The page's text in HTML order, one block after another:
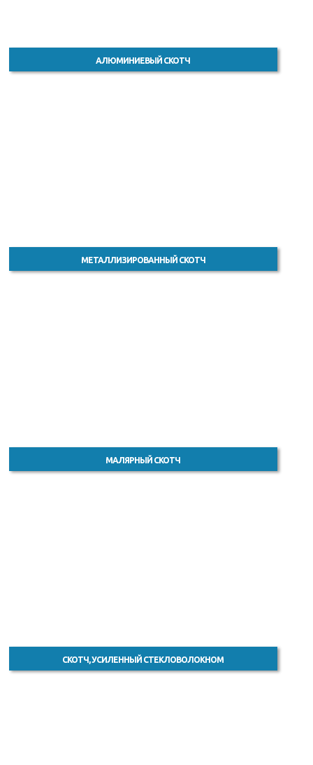
АЛЮМИНИЕВЫЙ СКОТЧ
МЕТАЛЛИЗИРОВАННЫЙ СКОТЧ
МАЛЯРНЫЙ СКОТЧ
СКОТЧ, УСИЛЕННЫЙ СТЕКЛОВОЛОКНОМ